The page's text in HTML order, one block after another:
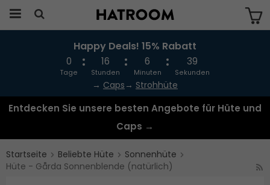
Das Produkt wurde in Ihren Warenkorb
gelegt
Happy Deals! 15% Rabatt
0
Tage
16
Stunden
6
Minuten
39
Sekunden
→ Caps → Strohhüte
Entdecken Sie unsere besten Angebote für Hüte und
Caps →
Startseite Beliebte Hüte
Sonnenhüte
Hüte - Gårda Sonnenblende (natürlich)